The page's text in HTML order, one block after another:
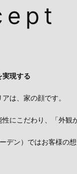
実現する
は、家の顔です。
にこだわり、「外観
デン）ではお客様の